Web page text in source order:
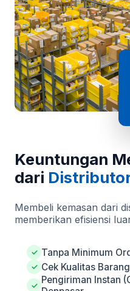
Keuntungan
dari
Membeli kemasan dari
memberikan efisiensi
✓ Tanpa Minimum
✓ Cek Kualitas
✓ Pengiriman Instan